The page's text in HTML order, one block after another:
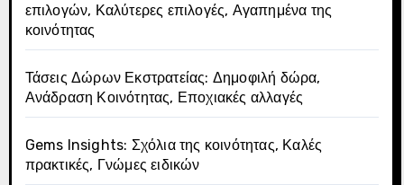
επιλογών, Καλύτερες επιλογές, Αγαπημένα της
κοινότητας
Τάσεις Δώρων Εκστρατείας: Δημοφιλή δώρα,
Ανάδραση Κοινότητας, Εποχιακές αλλαγές
Gems Insights: Σχόλια της κοινότητας, Καλές
πρακτικές, Γνώμες ειδικών